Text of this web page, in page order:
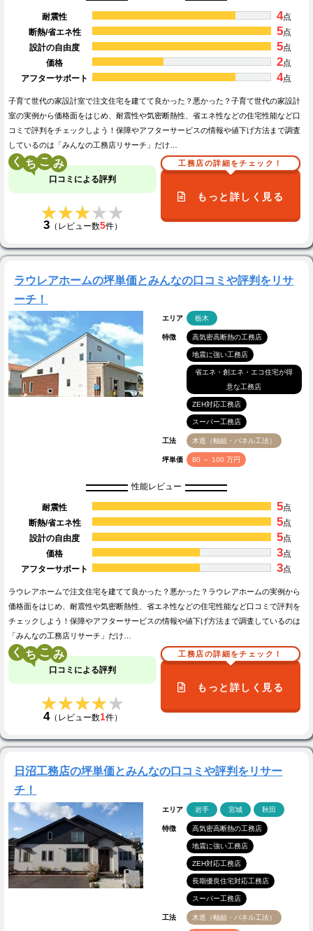
耐震性 4点
断熱/省エネ性
5点
設計の自由度
5点
価格
2点
アフターサポート
4点
子育て世代の家設計室で注文住宅を建てて良かった？悪かった？子育て世代の家設計
室の実例から価格面をはじめ、耐震性や気密断熱性、省エネ性などの住宅性能など口
コミで評判をチェックしよう！保障やアフターサービスの情報や値下げ方法まで調査
しているのは「みんなの工務店リサーチ」だけ…
く こ
口コミによる評判
★★★★★
★★★★★
3（レビュー数5件）
工務店の詳細をチェック！
もっと詳しく見る
ラウレアホームの坪単価とみんなの口コミや評判をリサ
ーチ！
エリア 栃木
特徴 高気密高断熱の工務店
地震に強い工務店
省エネ・創エネ・エコ住宅が得
意な工務店
ZEH対応工務店
スーパー工務店
工法 木造（軸組・パネル工法）
坪単価 80 ～ 100 万円
性能レビュー
耐震性 5点
断熱/省エネ性
5点
設計の自由度
5点
価格
3点
アフターサポート
3点
ラウレアホームで注文住宅を建てて良かった？悪かった？ラウレアホームの実例から
価格面をはじめ、耐震性や気密断熱性、省エネ性などの住宅性能など口コミで評判を
チェックしよう！保障やアフターサービスの情報や値下げ方法まで調査しているのは
「みんなの工務店リサーチ」だけ…
く こ
口コミによる評判
★★★★★
★★★★★
4（レビュー数1件）
工務店の詳細をチェック！
もっと詳しく見る
日沼工務店の坪単価とみんなの口コミや評判をリサー
チ！
エリア 岩手 宮城 秋田
特徴 高気密高断熱の工務店
地震に強い工務店
ZEH対応工務店
長期優良住宅対応工務店
スーパー工務店
工法 木造（軸組・パネル工法）